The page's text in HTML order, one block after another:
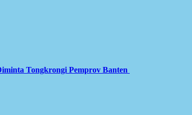
Tongkrongi Pemprov Banten